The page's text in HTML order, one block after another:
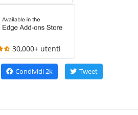
30,000+ utenti
Condividi2k Tweet